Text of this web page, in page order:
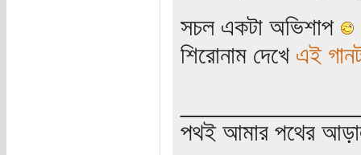
সচল একটা অভিশাপ
শিরোনাম দেখে এই
পথই আমার পথের